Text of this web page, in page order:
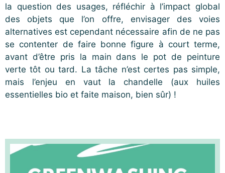
la question des usages, réfléchir à l’impact global
des objets que l’on offre, envisager des voies
alternatives est cependant nécessaire afin de ne pas
se contenter de faire bonne figure à court terme,
avant d’être pris la main dans le pot de peinture
verte tôt ou tard. La tâche n’est certes pas simple,
mais l’enjeu en vaut la chandelle (aux huiles
essentielles bio et faite maison, bien sûr) !